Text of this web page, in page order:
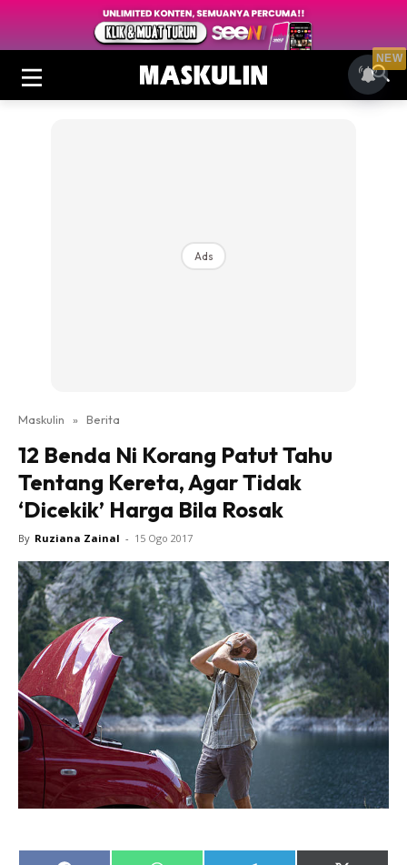
Ads
Maskulin » Berita
12 Benda Ni Korang Patut Tahu
Tentang Kereta, Agar Tidak
‘Dicekik’ Harga Bila Rosak
By Ruziana Zainal - 15 Ogo 2017
NEW